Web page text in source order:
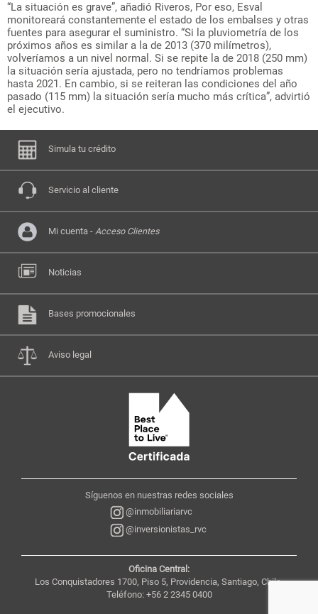
“La situación es grave”, añadió Riveros, Por eso, Esval
monitoreará constantemente el estado de los embalses y otras
fuentes para asegurar el suministro. “Si la pluviometría de los
próximos años es similar a la de 2013 (370 milímetros),
volveríamos a un nivel normal. Si se repite la de 2018 (250 mm)
la situación sería ajustada, pero no tendríamos problemas
hasta 2021. En cambio, si se reiteran las condiciones del año
pasado (115 mm) la situación sería mucho más crítica”, advirtió
el ejecutivo.
Simula tu crédito
Servicio al cliente
Mi cuenta - Acceso Clientes
Noticias
Bases promocionales
Aviso legal
Síguenos en nuestras redes sociales
@inmobiliariarvc
@inversionistas_rvc
Oficina Central:
Los Conquistadores 1700, Piso 5, Providencia, Santiago, Chile,
Teléfono: +56 2 2345 0400